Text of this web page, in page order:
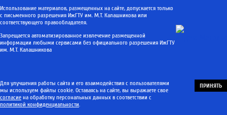
Использование материалов, размещенных на сайте, допускается только
с письменного разрешения ИжГТУ им. М.Т. Калашникова или
соответствующего правообладателя.
Запрещается автоматизированное извлечение размещенной
информации любыми сервисами без официального разрешения ИжГТУ
им. М.Т. Калашникова
Для улучшения работы сайта и его взаимодействия с пользователями
мы используем файлы cookie. Оставаясь на сайте, вы выражаете свое
согласие на обработку персональных данных в соответствии с
политикой конфиденциальности.
ПРИНЯТЬ